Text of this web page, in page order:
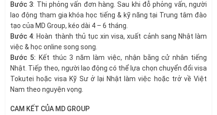
Bước 3: Thi phỏng vấn đơn hàng. Sau khi đỗ phỏng vấn, người
lao động tham gia khóa học tiếng & kỹ năng tại Trung tâm đào
tạo của MD Group, kéo dài 4 – 6 tháng.
Bước 4: Hoàn thành thủ tục xin visa, xuất cảnh sang Nhật làm
việc & học online song song.
Bước 5: Kết thúc 3 năm làm việc, nhận bằng cử nhân tiếng
Nhật. Tiếp theo, người lao động có thể lựa chọn chuyển đổi visa
Tokutei hoặc visa Kỹ Sư ở lại Nhật làm việc hoặc trở về Việt
Nam theo nguyện vọng.
CAM KẾT CỦA MD GROUP